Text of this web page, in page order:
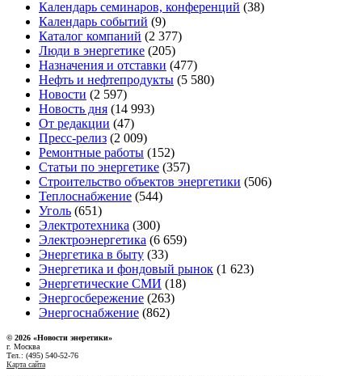
Календарь семинаров, конференций (38)
Календарь событий (9)
Каталог компаний (2 377)
Люди в энергетике (205)
Назначения и отставки (477)
Нефть и нефтепродукты (5 580)
Новости (2 597)
Новость дня (14 993)
От редакции (47)
Пресс-релиз (2 009)
Ремонтные работы (152)
Статьи по энергетике (357)
Строительство объектов энергетики (506)
Теплоснабжение (544)
Уголь (651)
Электротехника (300)
Электроэнергетика (6 659)
Энергетика в быту (33)
Энергетика и фондовый рынок (1 623)
Энергетические СМИ (18)
Энергосбережение (263)
Энергоснабжение (862)
© 2026 «Новости энеретики»
г. Москва
Тел.: (495) 540-52-76
Карта сайта